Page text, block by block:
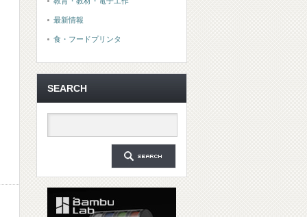
最新情報
食・フードプリンタ
SEARCH